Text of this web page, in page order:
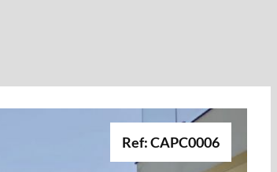
Ref: CAPC0006